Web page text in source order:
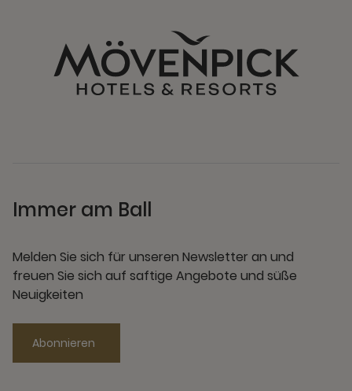
Immer am Ball
Melden Sie sich für unseren Newsletter an und
freuen Sie sich auf saftige Angebote und süße
Neuigkeiten
Abonnieren